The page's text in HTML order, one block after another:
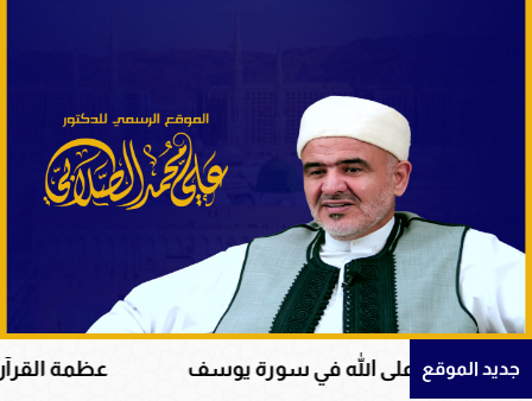
جديد الموقع
على الله في سورة يوسف عظمة القرآن الكريم في